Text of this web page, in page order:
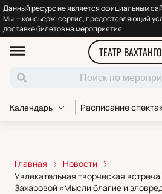
Данный ресурс не является официальным
Мы — консьерж-сервис, предоставляющий
доставке билетов на мероприятия.
ТЕАТР
Календарь Расписание
Главная
Новости
Увлекательная творческая
Захаровой «Мысли благие и